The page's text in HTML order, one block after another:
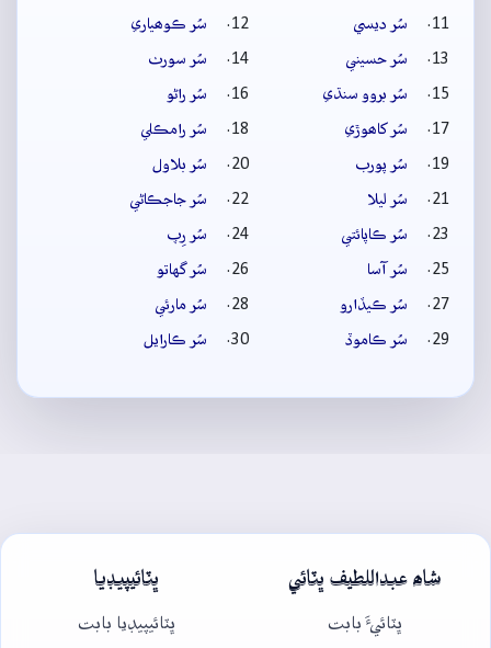
سُر ديسي
سُر ڪوھياري
سُر حسيني
سُر سورٺ
سُر بروو سنڌي
سُر راڻو
سُر کاھوڙي
سُر رامڪلي
سُر پورب
سُر بلاول
سُر ليلا
سُر جاجڪاڻي
سُر ڪاپائتي
سُر رِپ
سُر آسا
سُر گهاتو
سُر ڪيڏارو
سُر مارئي
سُر ڪاموڏ
سُر ڪارايل
شاھ عبداللطيف ڀٽائي
ڀٽائيءَ بابت
ڀٽائيپيڊيا
ڀٽائيپيڊيا بابت